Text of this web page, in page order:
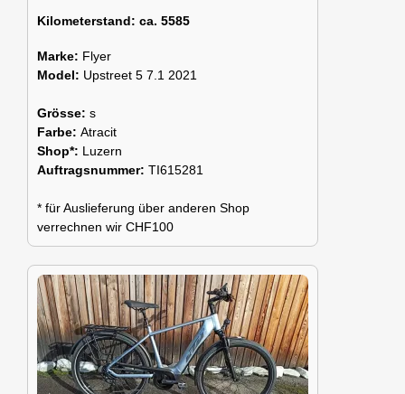
Kilometerstand: ca. 5585
Marke: Flyer
Model: Upstreet 5 7.1 2021
Grösse: s
Farbe: Atracit
Shop*: Luzern
Auftragsnummer: TI615281
* für Auslieferung über anderen Shop
verrechnen wir CHF100